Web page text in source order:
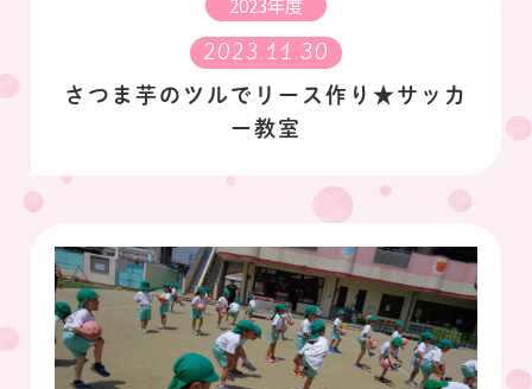
2023.11.30
さつま芋のツルでリース作り★サッカ
ー教室